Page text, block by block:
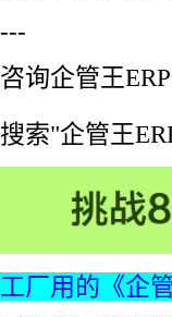
---
咨询企管王
搜索"企管王
工厂用的《企